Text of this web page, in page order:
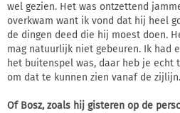
wel gezien. Het was ontzettend
overkwam want ik vond dat hij heel
de dingen deed die hij moest doen.
mag natuurlijk niet gebeuren. Ik had
het buitenspel was, daar heb je echt
om dat te kunnen zien vanaf de
Of Bosz, zoals hij gisteren op de